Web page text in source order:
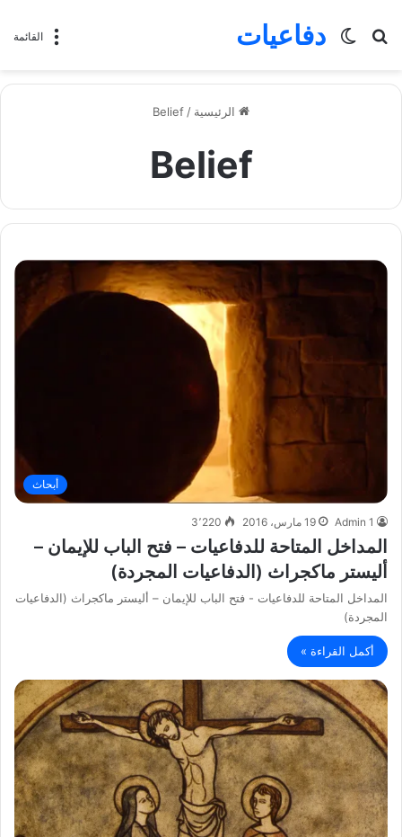
القائمة دفاعيات
بحث
الوضع
الرئيسية /
Belief
Belief
أبحاث
Admin 1 19 مارس، 2016 3٬220
المداخل المتاحة للدفاعيات – فتح الباب للإيمان –
أليستر ماكجراث (الدفاعيات المجردة)
المداخل المتاحة للدفاعيات - فتح الباب للإيمان – أليستر ماكجراث (الدفاعيات
المجردة)
أكمل القراءة »